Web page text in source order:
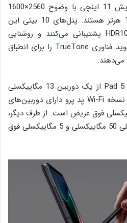
هر دو تبلت دارای صفحه نمایش 11 اینچی با وضوح 2560×1600
پیکسل و نرخ تازه سازی 120 هرتز هستند. پنل‌های 10 بیتی این
تبلت‌ها از Dolby Vision و HDR10 پشتیبانی می‌کنند و روشنایی
حداکثر 500 نیت و همچنین نوید فناوری TrueTone را برای انطباق
می‌دهند.
چینش دوربین قرص شکل در Pad 5 از یک دوربین 13 مگاپیکسلی
تشکیل شده است، در‌حالی‌که نسخه Wi-Fi پد پرو دارای دوربین‌های
مگاپیکسلی و 5 مگاپیکسلی فوق عریض است. از طرف دیگر،
نسخه 5G پد پرو از دوربین اصلی 50 مگاپیکسلی و 5 مگاپیکسلی فوق